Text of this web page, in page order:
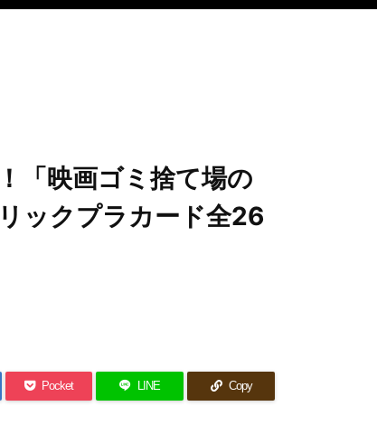
「映画ゴミ捨て場の
ックプラカード全26
Pocket LINE Copy